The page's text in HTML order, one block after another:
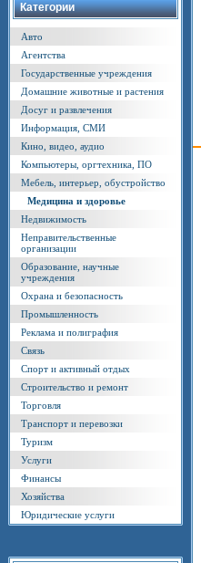
Категории
Авто
Агентства
Государственные учреждения
Домашние животные и растения
Досуг и развлечения
Информация, СМИ
Кино, видео, аудио
Компьютеры, оргтехника, ПО
Мебель, интерьер, обустройство
Медицина и здоровье
Недвижимость
Неправительственные
организации
Образование, научные
учреждения
Охрана и безопасность
Промышленность
Реклама и полиграфия
Связь
Спорт и активный отдых
Строительство и ремонт
Торговля
Транспорт и перевозки
Туризм
Услуги
Финансы
Хозяйства
Юридические услуги